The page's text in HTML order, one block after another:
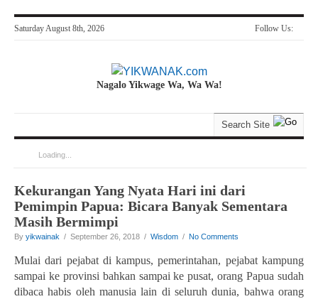
Follow Us:
Saturday August 8th, 2026
Nagalo Yikwage Wa, Wa Wa!
Loading...
Kekurangan Yang Nyata Hari ini dari
Pemimpin Papua: Bicara Banyak Sementara
Masih Bermimpi
By yikwainak / September 26, 2018 / Wisdom / No Comments
Mulai dari pejabat di kampus, pemerintahan, pejabat kampung
sampai ke provinsi bahkan sampai ke pusat, orang Papua sudah
dibaca habis oleh manusia lain di seluruh dunia, bahwa orang